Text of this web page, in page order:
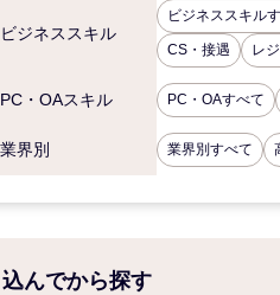
ビジネススキル
ビジネススキル
CS・接遇 レ
PC・OAスキル PC・OAすべて
業界別 業界別すべて
んでから探す